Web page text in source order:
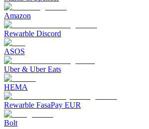
Amazon
Rewarble Discord
ASOS
Uber & Uber Eats
HEMA
Rewarble FasaPay EUR
Bolt